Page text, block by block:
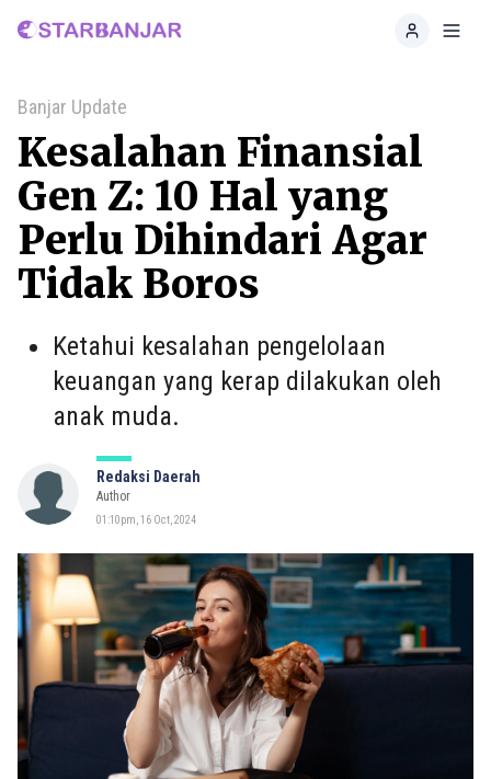
Home
Banjar Update
Kesalahan Finansial
Gen Z: 10 Hal yang
Perlu Dihindari Agar
Tidak Boros
Ketahui kesalahan pengelolaan
keuangan yang kerap dilakukan oleh
anak muda.
Redaksi Daerah
Author
01:10pm, 16 Oct, 2024